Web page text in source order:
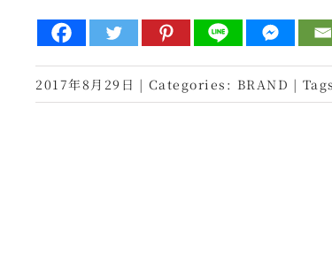
2017年8月29日 | Categories: BRAND |